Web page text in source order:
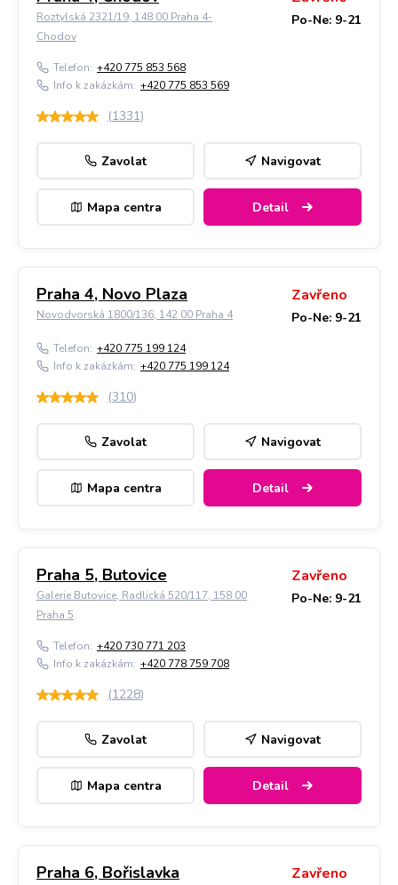
Roztylská 2321/19, 148 00 Praha 4-
Chodov
Po-Ne: 9-21
Telefon: +420 775 853 568
Info k zakázkám: +420 775 853 569
(1331)
Zavolat Navigovat
Mapa centra Detail
Praha 4, Novo Plaza
Novodvorská 1800/136, 142 00 Praha 4
Zavřeno
Po-Ne: 9-21
Telefon: +420 775 199 124
Info k zakázkám: +420 775 199 124
(310)
Zavolat Navigovat
Mapa centra Detail
Praha 5, Butovice
Galerie Butovice, Radlická 520/117, 158 00
Praha 5
Zavřeno
Po-Ne: 9-21
Telefon: +420 730 771 203
Info k zakázkám: +420 778 759 708
(1228)
Zavolat Navigovat
Mapa centra Detail
Praha 6, Bořislavka Zavřeno